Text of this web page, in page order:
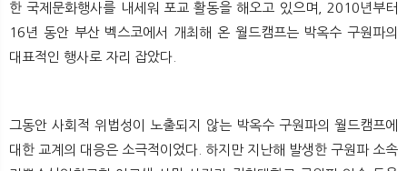
한 국제문화행사를 내세워 포교 활동을 해오고 있으며, 2010년부터
16년 동안 부산 벡스코에서 개최해 온 월드캠프는 박옥수 구원파의
대표적인 행사로 자리 잡았다.
그동안 사회적 위법성이 노출되지 않는 박옥수 구원파의 월드캠프에
대한 교계의 대응은 소극적이었다. 하지만 지난해 발생한 구원파 소속